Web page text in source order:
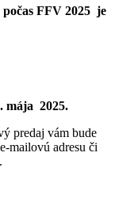
FFV 2025 je
mája 2025.
predaj vám bude
mailovú adresu či